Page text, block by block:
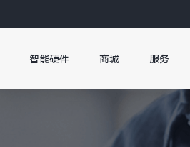
智能硬件 商城 服务